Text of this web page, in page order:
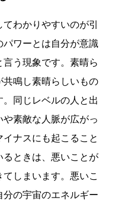
わかりやすいのが引
パワーとは自分が意識
う現象です。素晴ら
共鳴し素晴らしいもの
同じレベルの人と出
素敵な人脈が広がっ
ナスにも起こること
るときは、悪いことが
しまいます。悪いこ
の宇宙のエネルギー